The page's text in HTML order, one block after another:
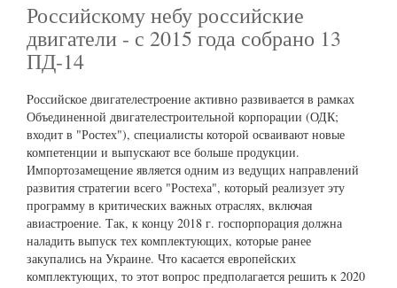
Российскому небу российские
двигатели - с 2015 года собрано 13
ПД-14
Pоссийское двигателестроение активно развивается в рамках
Объединенной двигателестроительной корпорации (ОДК;
входит в "Ростех"), специалисты которой осваивают новые
компетенции и выпускают все больше продукции.
Импортозамещение является одним из ведущих направлений
развития стратегии всего "Ростеха", который реализует эту
программу в критических важных отраслях, включая
авиастроение. Так, к концу 2018 г. госпорпорация должна
наладить выпуск тех комплектующих, которые ранее
закупались на Украине. Что касается европейских
комплектующих, то этот вопрос предполагается решить к 2020